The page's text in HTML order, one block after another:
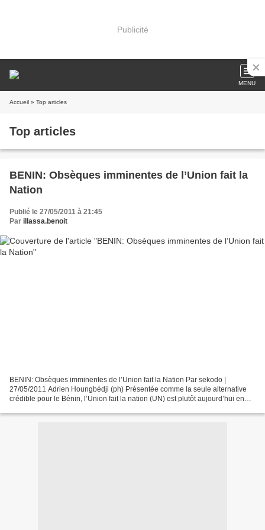
Publicité
MENU
Accueil » Top articles
Top articles
BENIN: Obsèques imminentes de l’Union fait la
Nation
Publié le 27/05/2011 à 21:45
Par illassa.benoit
BENIN: Obsèques imminentes de l’Union fait la Nation Par sekodo |
27/05/2011 Adrien Houngbédji (ph) Présentée comme la seule alternative
crédible pour le Bénin, l’Union fait la nation (UN) est plutôt aujourd’hui en